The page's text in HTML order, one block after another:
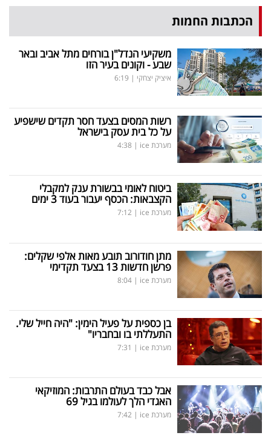
הכתבות החמות
משקיעי הנדל"ן בורחים מתל אביב ובאר
שבע - וקונים בעיר הזו
איציק יצחקי |
6:19
רשות המסים בצעד חסר תקדים שישפיע
על כל בית עסק בישראל
מערכת ice |
4:38
ביטוח לאומי בבשורת ענק למקבלי
הקצבאות: הכסף יעבור בעוד 3 ימים
מערכת ice |
7:12
מתן חודורוב תובע מאות אלפי שקלים:
פרשן חדשות 13 בצעד תקדימי
מערכת ice |
8:04
בן כספית על פעיל הימין: "היה חייל שלי.
התעללתי בו ובחבריו"
מערכת ice |
7:31
אבל כבד בעולם התרבות: המוזיקאי
האגדי הלך לעולמו בגיל 69
מערכת ice |
7:42